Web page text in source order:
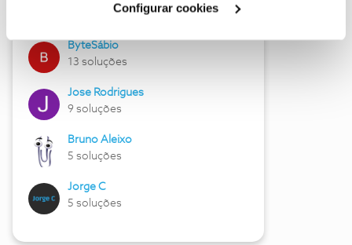
Configurar cookies
17 soluções
ByteSábio
13 soluções
Jose Rodrigues
9 soluções
Bruno Aleixo
5 soluções
Jorge C
5 soluções